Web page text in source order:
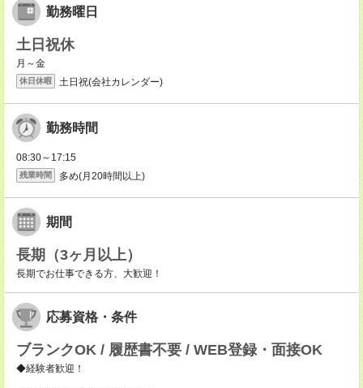
勤務曜日
土日祝休
月～金
休日休暇 土日祝(会社カレンダー)
勤務時間
08:30～17:15
残業時間 多め(月20時間以上)
期間
長期（3ヶ月以上）
長期でお仕事できる方、大歓迎！
応募資格・条件
ブランクOK / 履歴書不要 / WEB登録・面接OK
◆経験者歓迎！